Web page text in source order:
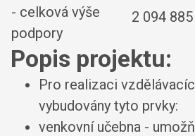
- celková výše
podpory
2 094
Popis projektu:
Pro realizaci
vybudovány tyto prvky:
venkovní učebna -